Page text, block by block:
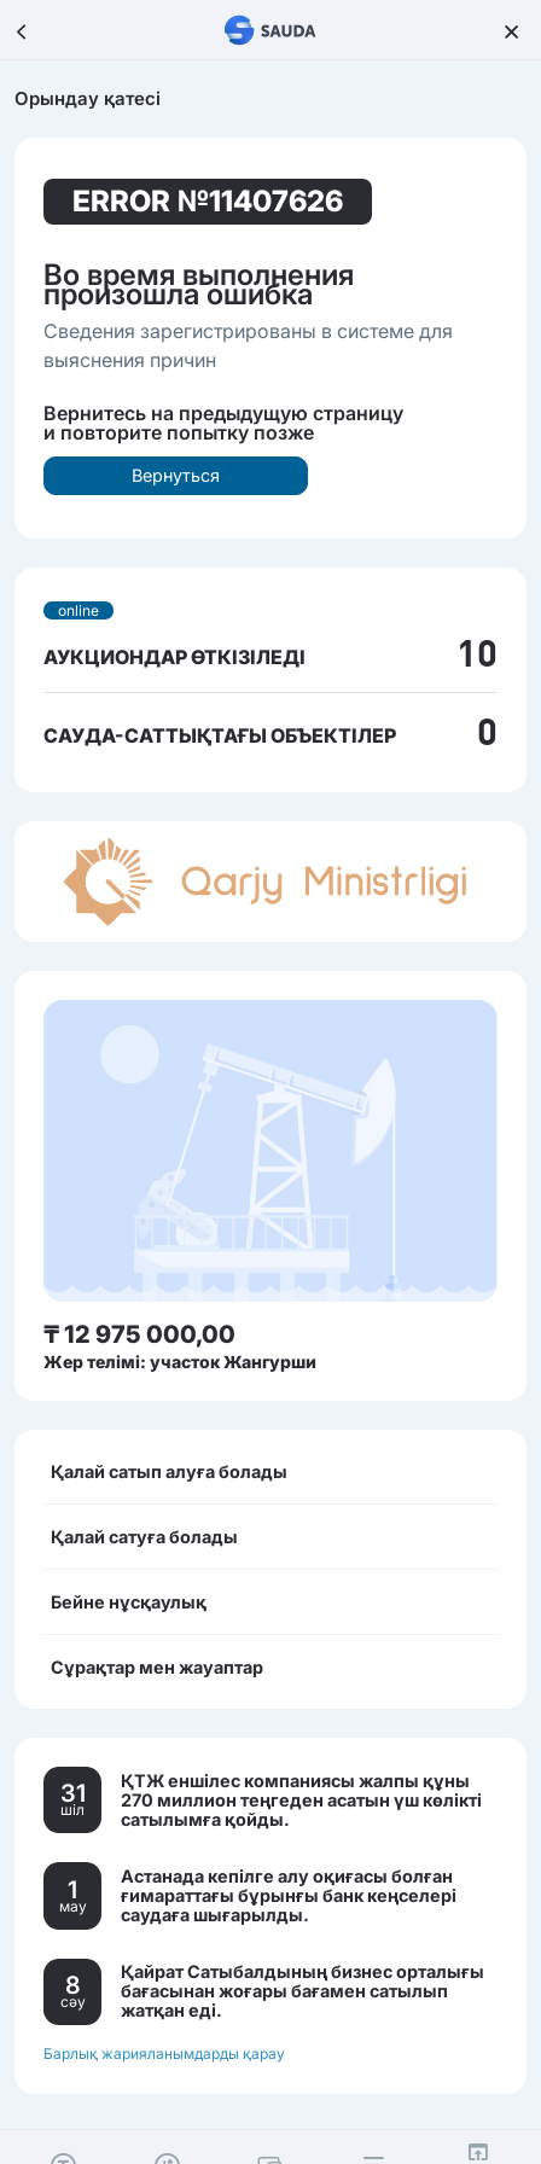
Орындау қатесі
ERROR №11407626
Во время выполнения
произошла ошибка
Сведения зарегистрированы в системе для
выяснения причин
Вернитесь на предыдущую страницу
и повторите попытку позже
Вернуться
online
АУКЦИОНДАР ӨТКІЗІЛЕДІ 10
САУДА-САТТЫҚТАҒЫ ОБЪЕКТІЛЕР 0
₸ 12 975 000,00
Жер телімі: участок Жангурши
Қалай сатып алуға болады
Қалай сатуға болады
Бейне нұсқаулық
Сұрақтар мен жауаптар
31
шiл
ҚТЖ еншілес компаниясы жалпы құны
270 миллион теңгеден асатын үш көлікті
сатылымға қойды.
1
мау
Астанада кепілге алу оқиғасы болған
ғимараттағы бұрынғы банк кеңселері
саудаға шығарылды.
8
сәу
Қайрат Сатыбалдының бизнес орталығы
бағасынан жоғары бағамен сатылып
жатқан еді.
Барлық жарияланымдарды қарау